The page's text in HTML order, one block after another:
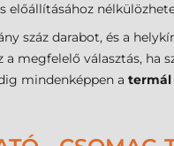
előállításához
száz darabot, és a
megfelelő választás, ha
mindenképpen a termál